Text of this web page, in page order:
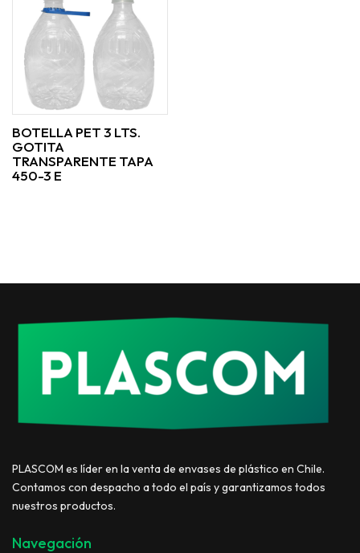
BOTELLA PET 3 LTS.
GOTITA
TRANSPARENTE TAPA
450-3 E
PLASCOM es líder en la venta de envases de plástico en Chile.
Contamos con despacho a todo el país y garantizamos todos
nuestros productos.
Navegación